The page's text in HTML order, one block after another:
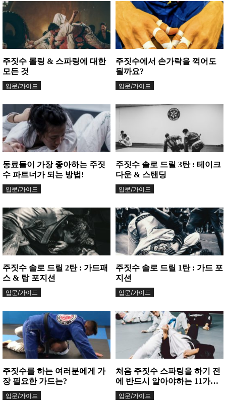
주짓수 롤링 & 스파링에 대한
모든 것
입문/가이드
주짓수에서 손가락을 꺽어도
될까요?
입문/가이드
동료들이 가장 좋아하는 주짓
수 파트너가 되는 방법!
입문/가이드
주짓수 솔로 드릴 3탄 : 테이크
다운 & 스탠딩
입문/가이드
주짓수 솔로 드릴 2탄 : 가드패
스 & 탑 포지션
입문/가이드
주짓수 솔로 드릴 1탄 : 가드 포
지션
입문/가이드
주짓수를 하는 여러분에게 가
장 필요한 가드는?
입문/가이드
처음 주짓수 스파링을 하기 전
에 반드시 알아야하는 11가지
사항
입문/가이드